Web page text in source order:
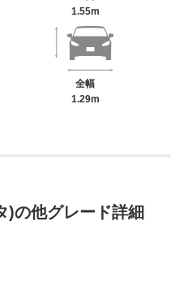
1.55m
全幅
1.29m
)の他グレード詳細